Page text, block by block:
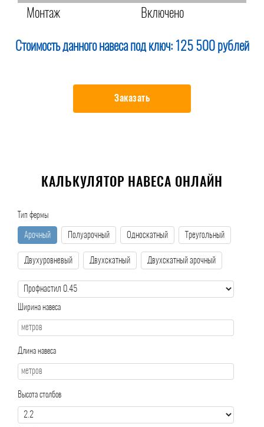
Монтаж
Включено
Стоимость данного навеса под ключ: 125 500 рублей
Заказать
КАЛЬКУЛЯТОР НАВЕСА ОНЛАЙН
Тип фермы
Арочный Полуарочный Односкатный Треугольный
Двухуровневый Двухскатный Двухскатный арочный
Ширина навеса
Длина навеса
Высота столбов